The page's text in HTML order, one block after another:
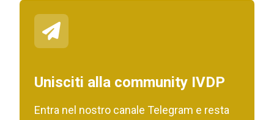
Unisciti alla community IVDP
Entra nel nostro canale Telegram e resta